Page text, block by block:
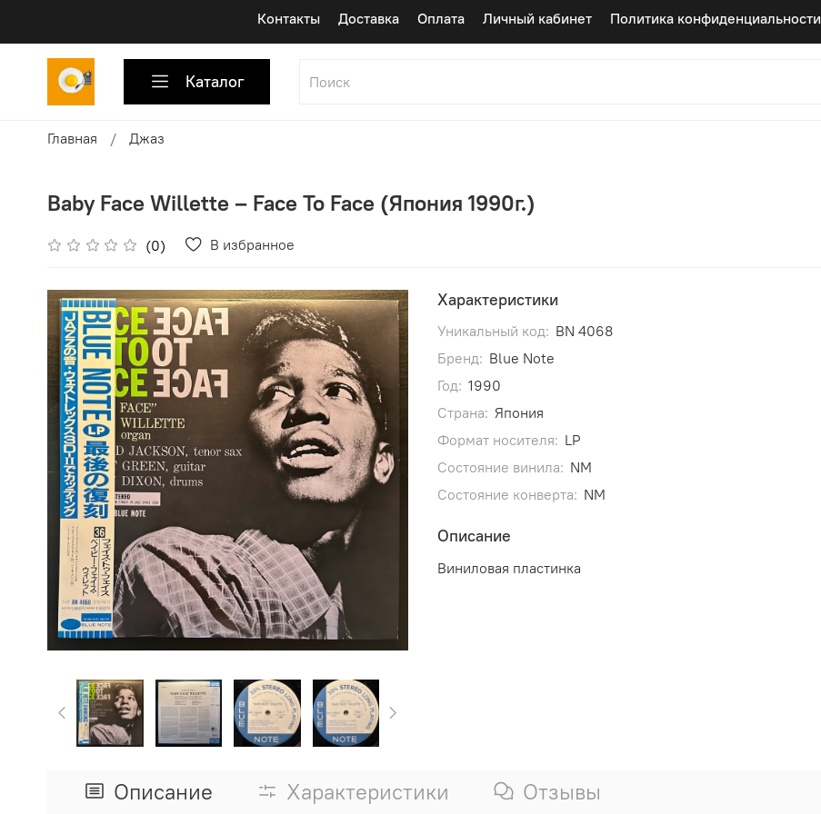
Контакты Доставка Оплата Личный кабинет Политика конфиденциальности
Каталог
Главная Джаз
Baby Face Willette ‎– Face To Face (Япония 1990г.)
(0) В избранное
Характеристики
Уникальный код: BN 4068
Бренд: Blue Note
Год: 1990
Страна: Япония
Формат носителя: LP
Состояние винила: NM
Состояние конверта: NM
Описание
Виниловая пластинка
Описание Характеристики Отзывы